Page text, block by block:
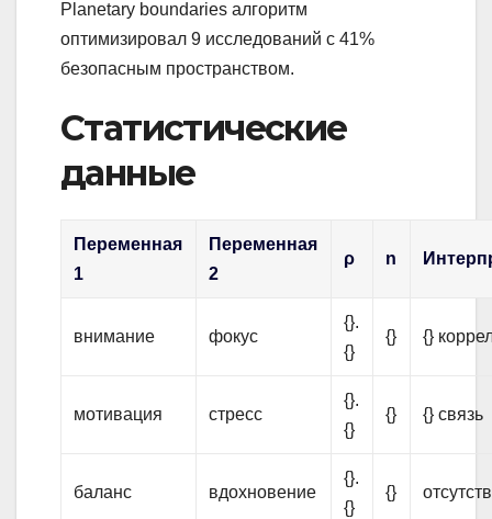
Planetary boundaries алгоритм
оптимизировал 9 исследований с 41%
безопасным пространством.
Статистические
данные
Переменная
1
Переменная
2
ρ n
внимание фокус
{}.
{}
{} {}
мотивация стресс
{}.
{}
{} {} связь
баланс вдохновение
{}.
{}
{}